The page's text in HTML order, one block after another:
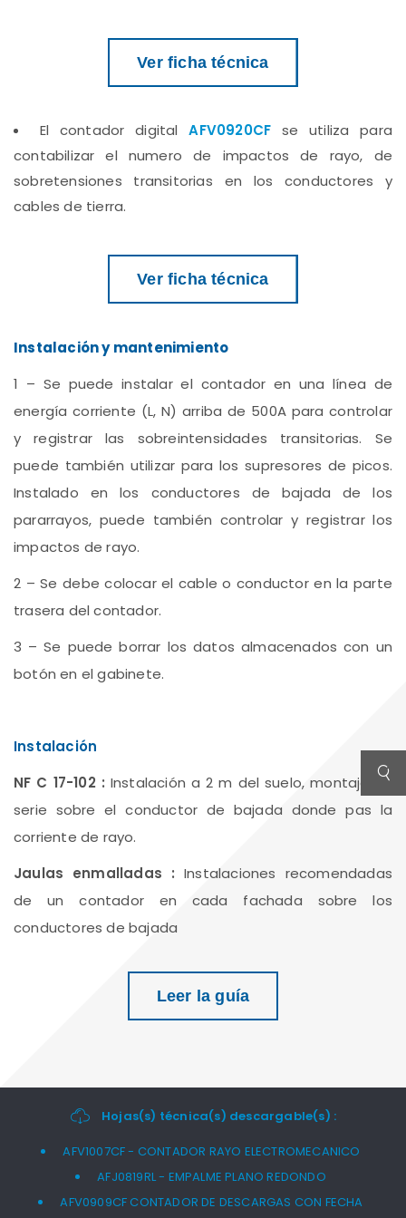
Ver ficha técnica
El contador digital AFV0920CF se utiliza para
contabilizar el numero de impactos de rayo, de
sobretensiones transitorias en los conductores y
cables de tierra.
Ver ficha técnica
Instalación y mantenimiento
1 – Se puede instalar el contador en una línea de
energía corriente (L, N) arriba de 500A para controlar
y registrar las sobreintensidades transitorias. Se
puede también utilizar para los supresores de picos.
Instalado en los conductores de bajada de los
pararrayos, puede también controlar y registrar los
impactos de rayo.
2 – Se debe colocar el cable o conductor en la parte
trasera del contador.
3 – Se puede borrar los datos almacenados con un
botón en el gabinete.
Instalación
NF C 17-102 : Instalación a 2 m del suelo, montaje en
serie sobre el conductor de bajada donde pas la
corriente de rayo.
Jaulas enmalladas : Instalaciones recomendadas
de un contador en cada fachada sobre los
conductores de bajada
Leer la guía
Hojas(s) técnica(s) descargable(s) :
AFV1007CF - CONTADOR RAYO ELECTROMECANICO
AFJ0819RL - EMPALME PLANO REDONDO
AFV0909CF CONTADOR DE DESCARGAS CON FECHA